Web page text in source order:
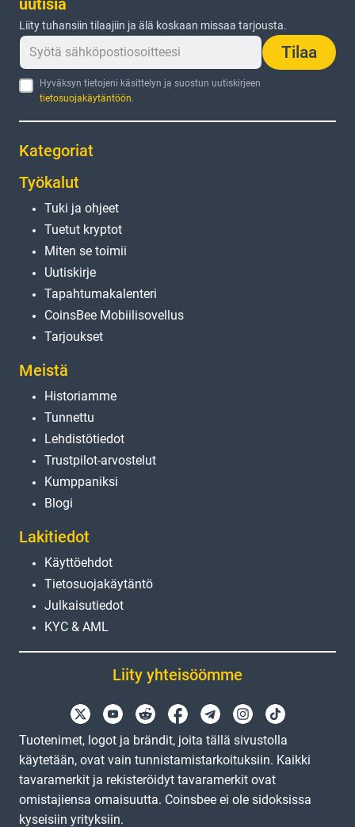
Liity tuhansiin tilaajiin ja älä koskaan missaa tarjousta.
Tilaa
Hyväksyn tietojeni käsittelyn ja suostun uutiskirjeen
tietosuojakäytäntöön.
Kategoriat
Työkalut
Tuki ja ohjeet
Tuetut kryptot
Miten se toimii
Uutiskirje
Tapahtumakalenteri
CoinsBee Mobiilisovellus
Tarjoukset
Meistä
Historiamme
Tunnettu
Lehdistötiedot
Trustpilot-arvostelut
Kumppaniksi
Blogi
Lakitiedot
Käyttöehdot
Tietosuojakäytäntö
Julkaisutiedot
KYC & AML
Liity yhteisöömme
Tuotenimet, logot ja brändit, joita tällä sivustolla
käytetään, ovat vain tunnistamistarkoituksiin. Kaikki
tavaramerkit ja rekisteröidyt tavaramerkit ovat
omistajiensa omaisuutta. Coinsbee ei ole sidoksissa
kyseisiin yrityksiin.